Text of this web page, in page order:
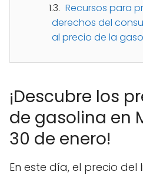
Recursos para
derechos del
al precio de la
¡Descubre los
de gasolina en
30 de enero!
En este día, el precio